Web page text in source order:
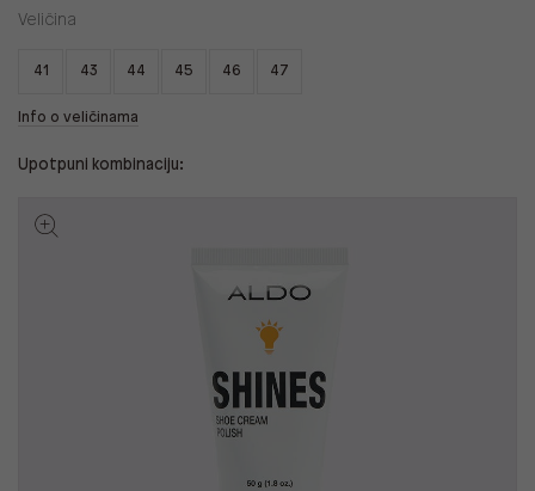
Veličina
41 43 44 45 46 47
Info o veličinama
Upotpuni kombinaciju: